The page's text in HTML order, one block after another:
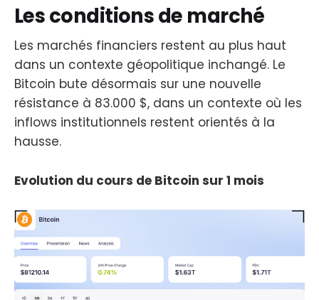
Les conditions de marché
Les marchés financiers restent au plus haut
dans un contexte géopolitique inchangé. Le
Bitcoin bute désormais sur une nouvelle
résistance à 83.000 $, dans un contexte où les
inflows institutionnels restent orientés à la
hausse.
Evolution du cours de Bitcoin sur 1 mois